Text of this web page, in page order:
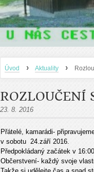
Úvod › Aktuality ›
ROZLOUČENÍ
23. 8. 2016
Přátelé, kamarádi-
v sobotu 24.září 2016.
Předpokládaný začátek v
Občerstvení- každý svoje